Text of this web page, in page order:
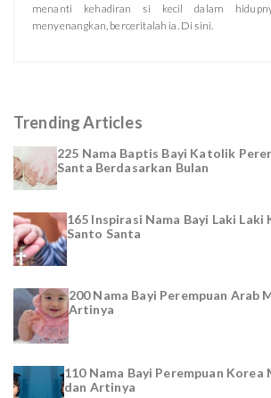
menanti kehadiran si kecil dalam
menyenangkan, berceritalah ia. Di sini.
Trending Articles
225 Nama Baptis Bayi Katolik
Santa Berdasarkan Bulan
165 Inspirasi Nama Bayi Laki
Santo Santa
200 Nama Bayi Perempuan Arab
Artinya
110 Nama Bayi Perempuan
dan Artinya